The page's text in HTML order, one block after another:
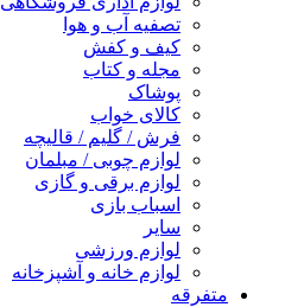
تصفیه آب و هوا
کیف و کفش
مجله و کتاب
پوشاک
کالای خواب
فرش / گلیم / قالیچه
لوازم چوبی / مبلمان
لوازم برقی و گازی
اسباب بازی
سایر
لوازم ورزشی
لوازم خانه و آشپزخانه
متفرقه